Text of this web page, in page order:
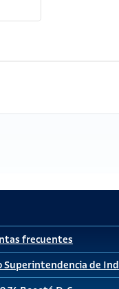
frecuentes
Superintendencia de